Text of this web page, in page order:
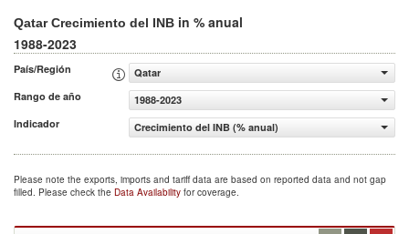
Qatar Crecimiento del INB in % anual
1988-2023
País/Región
Qatar
Rango de año
1988-2023
Indicador
Crecimiento del INB (% anual)
Please note the exports, imports and tariff data are based on reported data and not gap
filled. Please check the Data Availability for coverage.